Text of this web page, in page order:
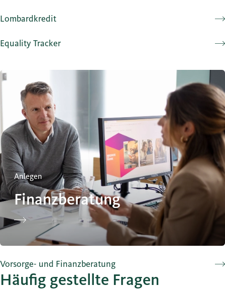
Lombardkredit
Equality Tracker
Finanzberatung
Anlegen
Finanzberatung
Vorsorge- und Finanzberatung
Häufig gestellte Fragen